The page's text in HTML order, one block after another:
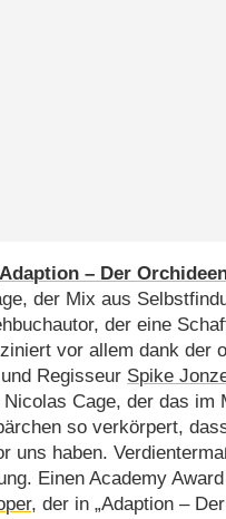
– Der
der Mix aus
der eine
vor allem dank der
und Regisseur Spike
Nicolas Cage, der das im
so verkörpert,
uns haben.
Einen Academy
, der in „Adaption –